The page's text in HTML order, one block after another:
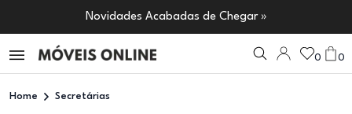
Novidades Acabadas de Chegar »
0 0
Home Secretárias